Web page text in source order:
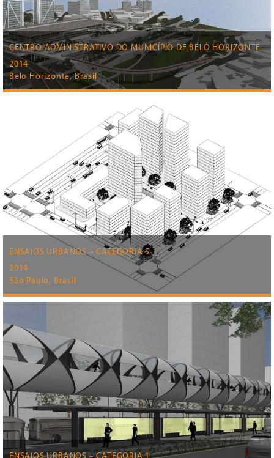
CENTRO ADMINISTRATIVO DO MUNICÍPIO DE BELO HORIZONTE
2014
Belo Horizonte, Brasil
ENSAIOS URBANOS – CATEGORIA 5
2014
São Paulo, Brasil